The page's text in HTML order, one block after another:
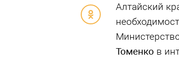
Алтайский
Томенко в